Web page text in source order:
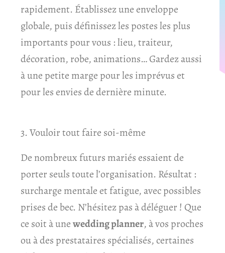
rapidement. Établissez une enveloppe
globale, puis définissez les postes les plus
importants pour vous : lieu, traiteur,
décoration, robe, animations… Gardez aussi
à une petite marge pour les imprévus et
pour les envies de dernière minute.
3. Vouloir tout faire soi-même
De nombreux futurs mariés essaient de
porter seuls toute l’organisation. Résultat :
surcharge mentale et fatigue, avec possibles
prises de bec. N’hésitez pas à déléguer ! Que
ce soit à unewedding planner, à vos proches
ou à des prestataires spécialisés, certaines